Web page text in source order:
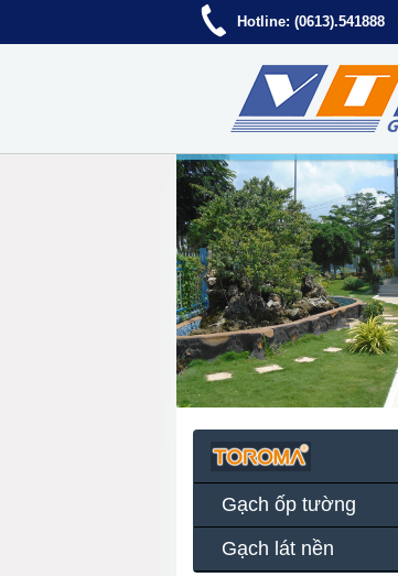
Hotline: (0613).541888
Gạch ốp tường
Gạch lát nền